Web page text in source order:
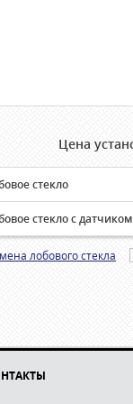
Цена
стекло
стекло с